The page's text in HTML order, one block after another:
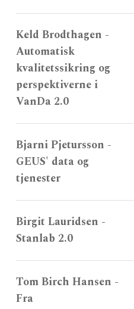
Keld Brodthagen -
Automatisk
kvalitetssikring og
perspektiverne i
VanDa 2.0
Bjarni Pjetursson -
GEUS' data og
tjenester
Birgit Lauridsen -
Stanlab 2.0
Tom Birch Hansen -
Fra